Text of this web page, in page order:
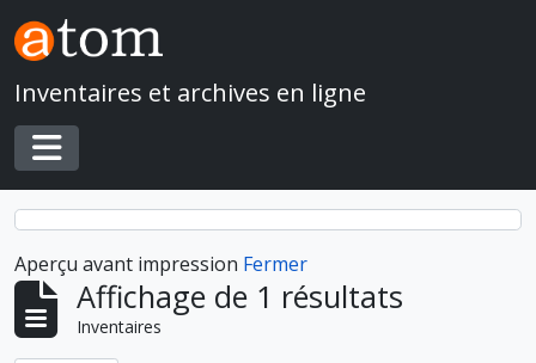
Skip to main content
Inventaires et archives en ligne
Toggle navigation
Aperçu avant impression Fermer
Affichage de 1 résultats
Inventaires